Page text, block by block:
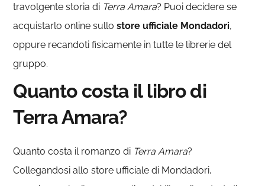
travolgente storia di Terra Amara? Puoi decidere se
acquistarlo online sullostore ufficiale Mondadori,
oppure recandoti fisicamente in tutte le librerie del
gruppo.
Quanto costa il libro di
Terra Amara?
Quanto costa il romanzo di Terra Amara?
Collegandosi allo store ufficiale di Mondadori,